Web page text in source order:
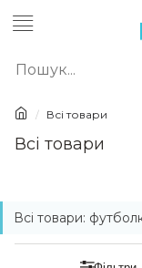
Всi товари
Всi товари
Всi товари: